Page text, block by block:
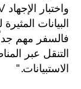
البيانات
فالسفر مهم
التنقل عبر
الاستبيانات."